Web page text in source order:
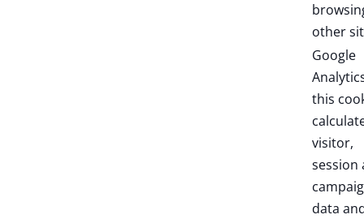
other
Google
this
visitor,
session
data